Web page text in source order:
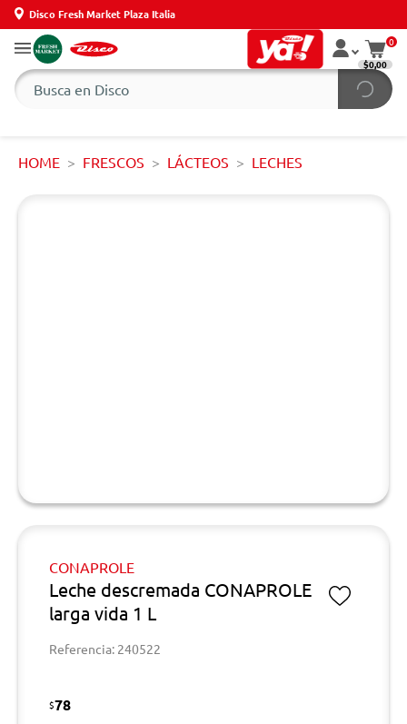
Disco Fresh Market Plaza Italia
0
$0,00
HOME FRESCOS LÁCTEOS LECHES
CONAPROLE
Leche descremada CONAPROLE
larga vida 1 L
Referencia: 240522
$78